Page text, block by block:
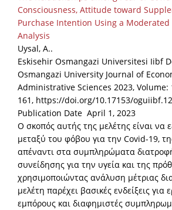
Consciousness, Attitude toward
Purchase Intention Using a
Analysis
Uysal, A..
Eskisehir Osmangazi Universitesi Iibf
Osmangazi University Journal of
Administrative Sciences 2023, Volume:
161, https://doi.org/10.17153/
Publication Date April 1, 2023
Ο σκοπός αυτής της μελέτης είναι να
μεταξύ του φόβου για την Covid-19,
απέναντι στα συμπληρώματα
συνείδησης για την υγεία και της
χρησιμοποιώντας ανάλυση μέτριας
μελέτη παρέχει βασικές ενδείξεις για
εμπόρους και διαφημιστές